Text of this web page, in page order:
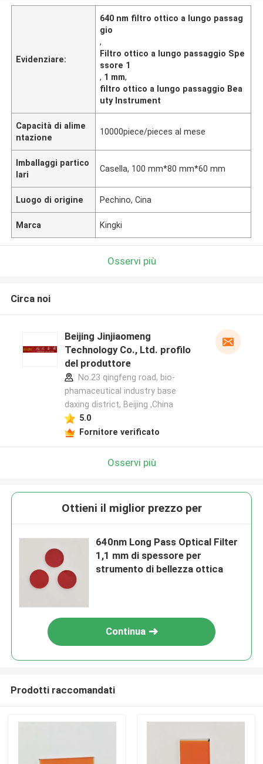
Evidenziare:
640 nm filtro ottico a lungo passag
gio
,
Filtro ottico a lungo passaggio Spe
ssore 1
, 1 mm,
filtro ottico a lungo passaggio Bea
uty Instrument
Capacità di alime
ntazione
10000piece/pieces al mese
Imballaggi partico
lari
Casella, 100 mm*80 mm*60 mm
Luogo di origine Pechino, Cina
Marca Kingki
Osservi più
Circa noi
Beijing Jinjiaomeng
Technology Co., Ltd. profilo
del produttore
No.23 qingfeng road, bio-
phamaceutical industry base
daxing district, Beijing ,China
5.0
Fornitore verificato
Osservi più
Ottieni il miglior prezzo per
640nm Long Pass Optical Filter
1,1 mm di spessore per
strumento di bellezza ottica
Continua
Prodotti raccomandati